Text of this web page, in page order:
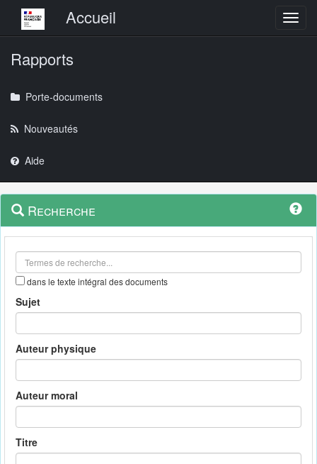
Menu principalAccueil
Rapports
Porte-documents
Nouveautés
Aide
Navigation
outils
Menu
contextuel
Recherche
dans le texte intégral des documents
Sujet
Auteur physique
Auteur moral
Titre